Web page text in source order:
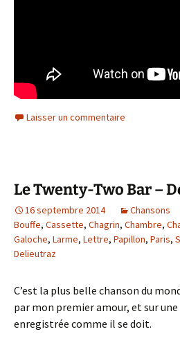
Laisser un commentaire
Le Twenty-Two Bar –
16 septembre 2014 Chansons
Bouffe, Cassette, Chagrin, Chambre,
Galoche, Larme, Lettre, Papillon, Paris,
Delieutraz
C’est la plus belle chanson du
par mon premier amour, et sur
enregistrée comme il se doit.